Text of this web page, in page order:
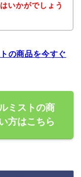
いかがでしょう
の商品を今すぐ
ミストの商
方はこちら